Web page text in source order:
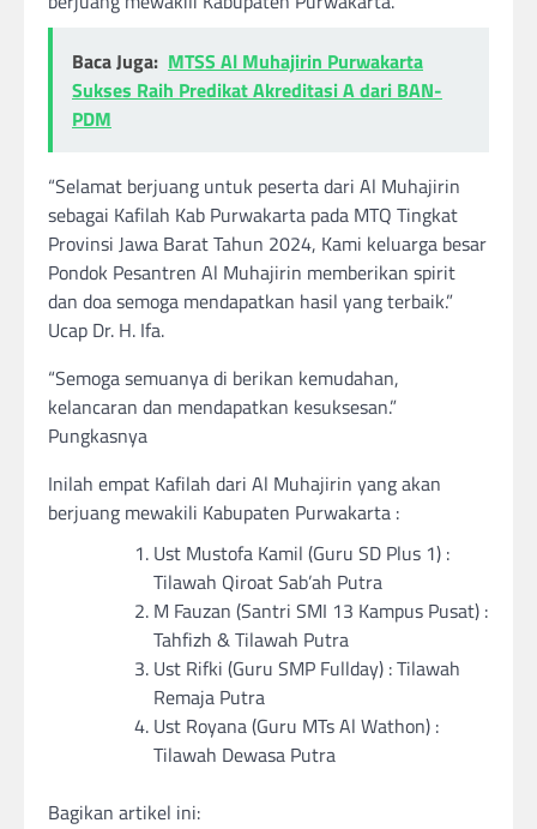
Baca Juga: MTSS Al Muhajirin Purwakarta
Sukses Raih Predikat Akreditasi A dari BAN-
PDM
“Selamat berjuang untuk peserta dari Al Muhajirin
sebagai Kafilah Kab Purwakarta pada MTQ Tingkat
Provinsi Jawa Barat Tahun 2024, Kami keluarga besar
Pondok Pesantren Al Muhajirin memberikan spirit
dan doa semoga mendapatkan hasil yang terbaik.”
Ucap Dr. H. Ifa.
“Semoga semuanya di berikan kemudahan,
kelancaran dan mendapatkan kesuksesan.”
Pungkasnya
Inilah empat Kafilah dari Al Muhajirin yang akan
berjuang mewakili Kabupaten Purwakarta :
Ust Mustofa Kamil (Guru SD Plus 1) :
Tilawah Qiroat Sab’ah Putra
M Fauzan (Santri SMI 13 Kampus Pusat) :
Tahfizh & Tilawah Putra
Ust Rifki (Guru SMP Fullday) : Tilawah
Remaja Putra
Ust Royana (Guru MTs Al Wathon) :
Tilawah Dewasa Putra
Bagikan artikel ini: